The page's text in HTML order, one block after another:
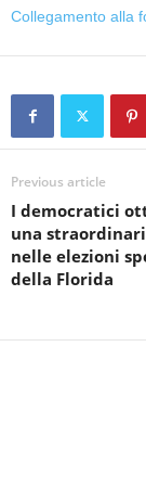
Collegamento alla
Previous article
I democratici
una
nelle elezioni
della Florida